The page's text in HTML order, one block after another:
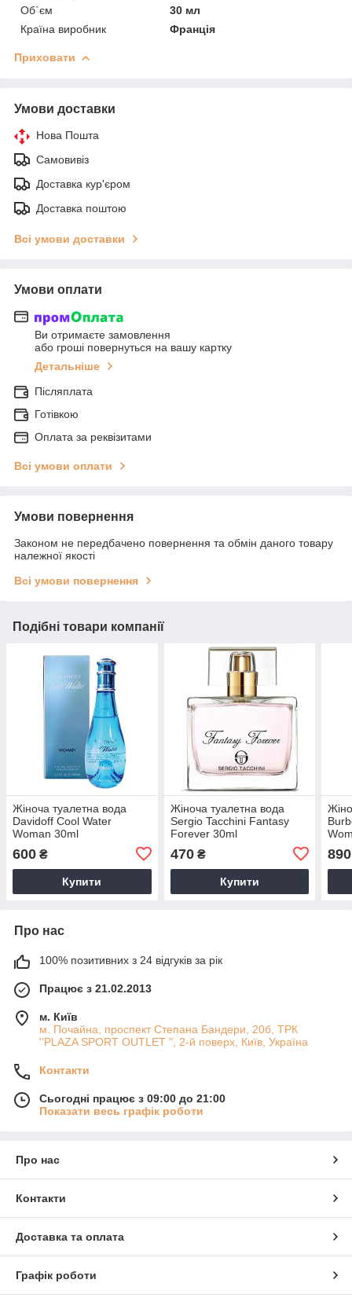
Об`єм
30 мл
Країна виробник
Франція
Приховати
Умови доставки
Нова Пошта
Самовивіз
Доставка кур'єром
Доставка поштою
Всі умови доставки
Умови оплати
Ви отримаєте замовлення
або гроші повернуться на вашу картку
Детальніше
Післяплата
Готівкою
Оплата за реквізитами
Всі умови оплати
Умови повернення
Законом не передбачено повернення та обмін даного товару
належної якості
Всі умови повернення
Подібні товари компанії
Жіноча туалетна вода
Davidoff Cool Water
Woman 30ml
600 ₴
Купити
Жіноча туалетна вода
Sergio Tacchini Fantasy
Forever 30ml
470₴
Купити
890
Про нас
100% позитивних з 24 відгуків за рік
Працює з 21.02.2013
м. Київ
м. Почайна, проспект Степана Бандери, 20б, ТРК
''PLAZA SPORT OUTLET ", 2-й поверх, Київ, Україна
Контакти
Сьогодні працює з 09:00 до 21:00
Показати весь графік роботи
Про нас
Контакти
Доставка та оплата
Графік роботи